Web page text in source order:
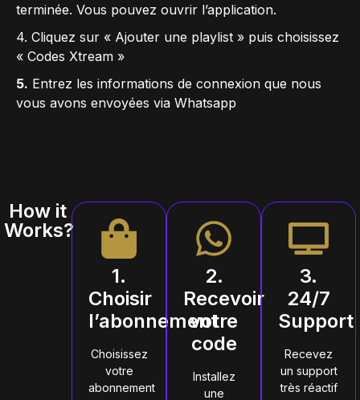
terminée. Vous pouvez ouvrir l’application.
4. Cliquez sur « Ajouter une playlist » puis choisissez
« Codes Xtream »
5. Entrez les informations de connexion que nous
vous avons envoyées via Whatsapp
How it
Works?
1.
Choisir
l’abonnement
Choisissez
votre
abonnement
2.
Recevoir
votre
code
Installez
une
3.
24/7
Support
Recevez
un support
très réactif